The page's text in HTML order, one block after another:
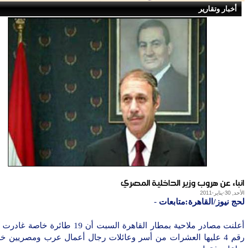
أخبار وتقارير
انباء عن هروب وزير الداخلية المصري
الأحد, 30-يناير-2011
لحج نيوز/القاهرة:متابعات -
أعلنت مصادر ملاحية بمطار القاهرة السبت أن 19
رقم 4 عليها العشرات من أسر وعائلات رجال أعمال عرب ومصريين